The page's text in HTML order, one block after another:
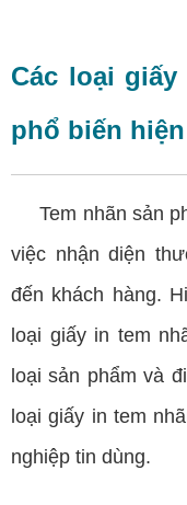
Các loại
phổ biến
Tem nhãn sản
việc nhận diện
đến khách hàng.
loại giấy in tem
loại sản phẩm và
loại giấy in tem
nghiệp tin dùng.